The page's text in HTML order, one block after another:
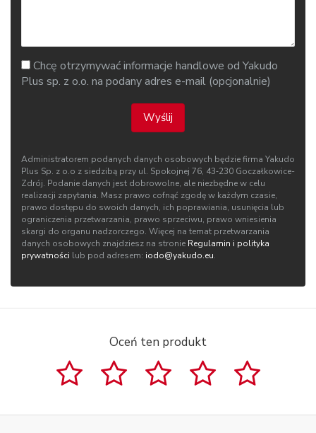
Chcę otrzymywać informacje handlowe od Yakudo
Plus sp. z o.o. na podany adres e-mail (opcjonalnie)
Wyślij
Administratorem podanych danych osobowych będzie firma Yakudo
Plus Sp. z o.o z siedzibą przy ul. Spokojnej 76, 43‑230 Goczałkowice-
Zdrój. Podanie danych jest dobrowolne, ale niezbędne w celu
realizacji zapytania. Masz prawo cofnąć zgodę w każdym czasie,
prawo dostępu do swoich danych, ich poprawiania, usunięcia lub
ograniczenia przetwarzania, prawo sprzeciwu, prawo wniesienia
skargi do organu nadzorczego. Więcej na temat przetwarzania
danych osobowych znajdziesz na stronie Regulamin i polityka
prywatności lub pod adresem: iodo@yakudo.eu.
Oceń ten produkt